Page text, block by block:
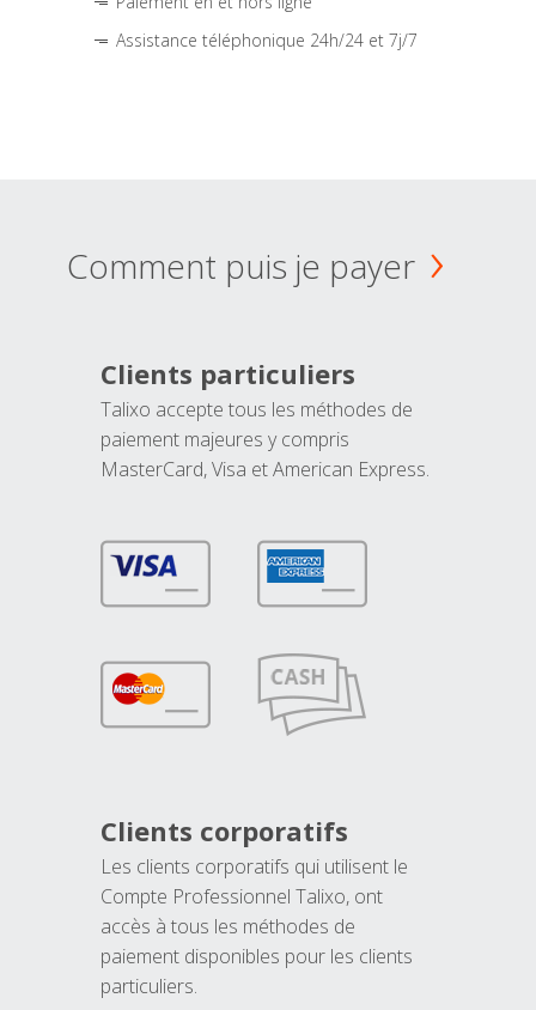
Assistance téléphonique 24h/24 et 7j/7
Comment puis je payer
Clients particuliers
Talixo accepte tous les méthodes de
paiement majeures y compris
MasterCard, Visa et American Express.
Clients corporatifs
Les clients corporatifs qui utilisent le
Compte Professionnel Talixo, ont
accès à tous les méthodes de
paiement disponibles pour les clients
particuliers.